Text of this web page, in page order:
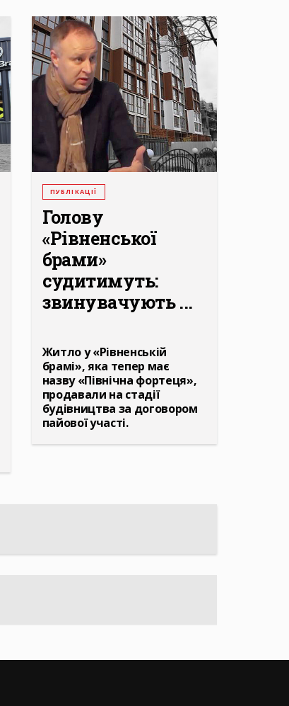
ПУБЛІКАЦІЇ
Голову
«Рівненської
брами»
судитимуть:
звинувачують ...
Житло у «Рівненській
брамі», яка тепер має
назву «Північна фортеця»,
продавали на стадії
будівництва за договором
пайової участі.